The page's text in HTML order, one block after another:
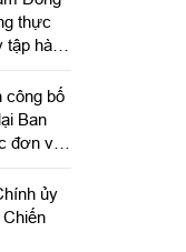
thực
hài
công bố
Ban
đơn vị
ủy